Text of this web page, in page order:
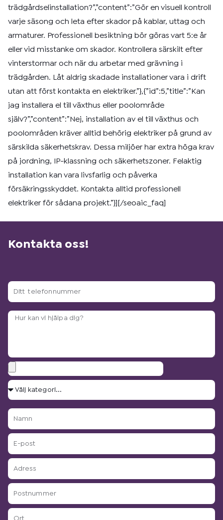
trädgårdselinstallation?”,”content”:”Gör en visuell kontroll
varje säsong och leta efter skador på kablar, uttag och
armaturer. Professionell besiktning bör göras vart 5:e år
eller vid misstanke om skador. Kontrollera särskilt efter
vinterstormar och när du arbetar med grävning i
trädgården. Låt aldrig skadade installationer vara i drift
utan att först kontakta en elektriker.”},{”id”:5,”title”:”Kan
jag installera el till växthus eller poolområde
själv?”,”content”:”Nej, installation av el till växthus och
poolområden kräver alltid behörig elektriker på grund av
särskilda säkerhetskrav. Dessa miljöer har extra höga krav
på jordning, IP-klassning och säkerhetszoner. Felaktig
installation kan vara livsfarlig och påverka
försäkringsskyddet. Kontakta alltid professionell
elektriker för sådana projekt.”}][/seoaic_faq]
Kontakta oss!
Ditt
Arbetsbeskrivning?
Bilagor
Välj
Namn
E-
post
Adress
Postnummer
Ort